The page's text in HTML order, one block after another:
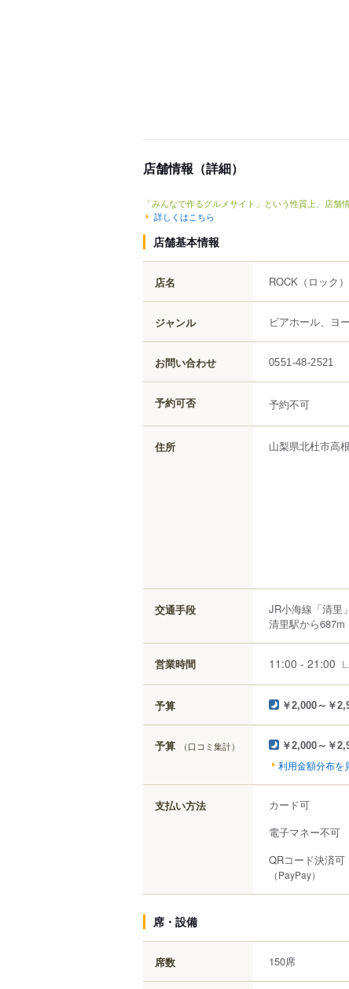
店舗情報（詳細）
「みんなで作るグルメサイト」という性質上、店舗
詳しくはこちら
店舗基本情報
店名 ROCK （ロック）
ジャンル ビアホール、ヨ
お問い合わせ 0551-48-2521
予約可否 予約不可
住所 山梨県北杜市高
交通手段
JR小海線「清里
清里駅から687m
営業時間 11:00 - 21:00
予算 ￥2,000～￥
予算 （口コミ集計） ￥2,000～￥
利用金額分布を
支払い方法
カード可
電子マネー不可
QRコード決済可
（PayPay）
席・設備
席数 150席